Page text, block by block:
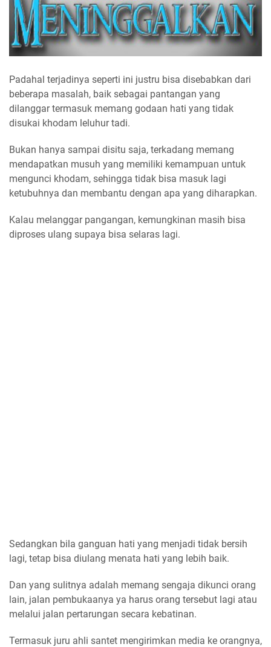
Padahal terjadinya seperti ini justru bisa disebabkan dari
beberapa masalah, baik sebagai pantangan yang
dilanggar termasuk memang godaan hati yang tidak
disukai khodam leluhur tadi.
Bukan hanya sampai disitu saja, terkadang memang
mendapatkan musuh yang memiliki kemampuan untuk
mengunci khodam, sehingga tidak bisa masuk lagi
ketubuhnya dan membantu dengan apa yang diharapkan.
Kalau melanggar pangangan, kemungkinan masih bisa
diproses ulang supaya bisa selaras lagi.
Sedangkan bila ganguan hati yang menjadi tidak bersih
lagi, tetap bisa diulang menata hati yang lebih baik.
Dan yang sulitnya adalah memang sengaja dikunci orang
lain, jalan pembukaanya ya harus orang tersebut lagi atau
melalui jalan pertarungan secara kebatinan.
Termasuk juru ahli santet mengirimkan media ke orangnya,